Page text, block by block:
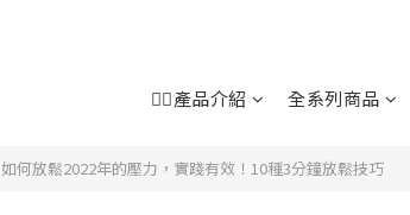
👉🏻產品介紹 全系列商品
如何放鬆2022年的壓力，實踐有效！10種3分鐘放鬆技巧